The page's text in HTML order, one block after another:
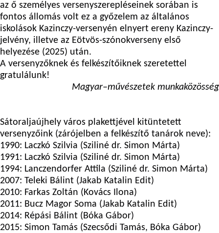
az ő személyes versenyszerepléseinek sorában is
fontos állomás volt ez a győzelem az általános
iskolások Kazinczy-versenyén elnyert ereny Kazinczy-
jelvény, illetve az Eötvös-szónokverseny első
helyezése (2025) után.
A versenyzőknek és felkészítőiknek szeretettel
gratulálunk!
Magyar–művészetek munkaközösség
Sátoraljaújhely város plakettjével kitüntetett
versenyzőink (zárójelben a felkészítő tanárok neve):
1990: Laczkó Szilvia (Sziliné dr. Simon Márta)
1991: Laczkó Szilvia (Sziliné dr. Simon Márta)
1994: Lanczendorfer Attila (Sziliné dr. Simon Márta)
2007: Teleki Bálint (Jakab Katalin Edit)
2010: Farkas Zoltán (Kovács Ilona)
2011: Bucz Magor Soma (Jakab Katalin Edit)
2014: Répási Bálint (Bóka Gábor)
2015: Simon Tamás (Szecsődi Tamás, Bóka Gábor)